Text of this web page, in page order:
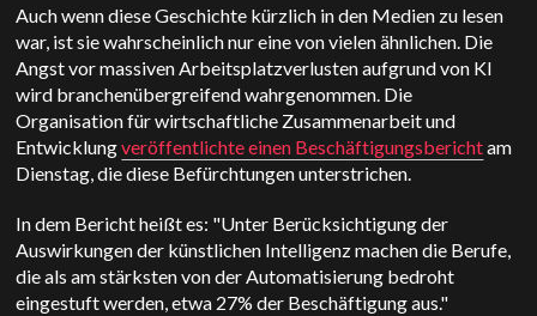
Auch wenn diese Geschichte kürzlich in den Medien zu lesen
war, ist sie wahrscheinlich nur eine von vielen ähnlichen. Die
Angst vor massiven Arbeitsplatzverlusten aufgrund von KI
wird branchenübergreifend wahrgenommen. Die
Organisation für wirtschaftliche Zusammenarbeit und
Entwicklungveröffentlichte einen Beschäftigungsberichtam
Dienstag, die diese Befürchtungen unterstrichen.
In dem Bericht heißt es: "Unter Berücksichtigung der
Auswirkungen der künstlichen Intelligenz machen die Berufe,
die als am stärksten von der Automatisierung bedroht
eingestuft werden, etwa 27% der Beschäftigung aus."